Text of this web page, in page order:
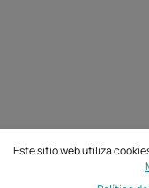
Este sitio web utiliza